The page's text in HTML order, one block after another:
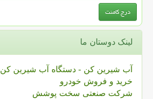
لینک دوستان ما
آب شیرین کن - دستگاه آب شیرین کن
خرید و فروش خودرو
شرکت صنعتی سخت پوشش